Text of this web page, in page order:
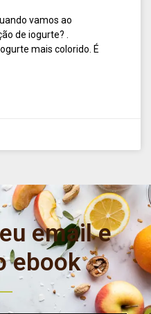
vamos ao
de iogurte? .
mais colorido. É
email e
ebook